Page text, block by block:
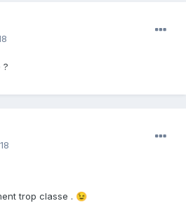
?
trop classe . 😉